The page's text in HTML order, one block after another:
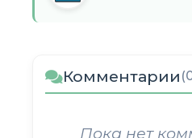
Комментарии
Пока нет